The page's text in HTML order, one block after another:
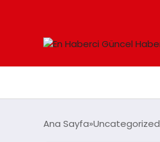
Ana Sayfa Uncategorized